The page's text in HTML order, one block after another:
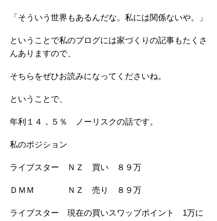
「そういう世界もあるんだな。私には関係ないや。」
ということで私のブログには家づくりの記事もたくさ
んありますので、
そちらをぜひお読みになってくださいね。
ということで、
年利１４，５％ ノーリスクの話です。
私のポジション
ライブスター ＮＺ 買い ８９万
ＤＭＭ ＮＺ 売り ８９万
ライブスター 現在の買いスワップポイント 1万に